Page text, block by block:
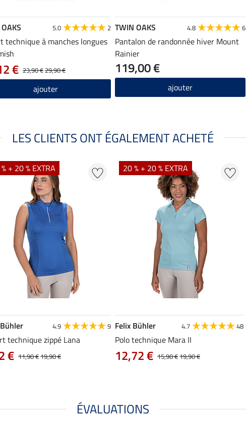
5.0 2
technique à manches longues
23,90 €29,90 €
€
ajouter
TWIN OAKS 4.8 6
Pantalon de randonnée hiver Mount
Rainier
119,00 €
ajouter
LES CLIENTS ONT ÉGALEMENT ACHETÉ
+ 20 % EXTRA
4.9 9
technique zippé Lana
11,90 €19,90 €
€
20 % + 20 % EXTRA
Felix Bühler 4.7 48
Polo technique Mara II
15,90 €19,90 €
12,72 €
ÉVALUATIONS